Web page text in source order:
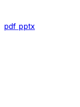
pdf pptx